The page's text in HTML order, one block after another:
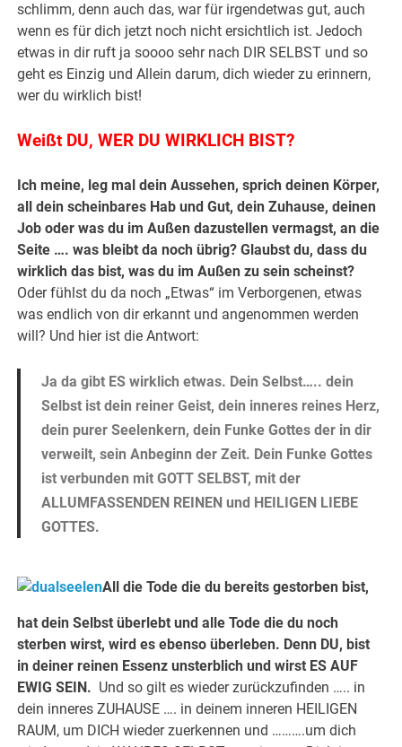
schlimm, denn auch das, war für irgendetwas gut, auch
wenn es für dich jetzt noch nicht ersichtlich ist. Jedoch
etwas in dir ruft ja soooo sehr nach DIR SELBST und so
geht es Einzig und Allein darum, dich wieder zu erinnern,
wer du wirklich bist!
Weißt DU, WER DU WIRKLICH BIST?
Ich meine, leg mal dein Aussehen, sprich deinen Körper,
all dein scheinbares Hab und Gut, dein Zuhause, deinen
Job oder was du im Außen dazustellen vermagst, an die
Seite …. was bleibt da noch übrig? Glaubst du, dass du
wirklich das bist, was du im Außen zu sein scheinst?
Oder fühlst du da noch „Etwas“ im Verborgenen, etwas
was endlich von dir erkannt und angenommen werden
will? Und hier ist die Antwort:
Ja da gibt ES wirklich etwas. Dein Selbst….. dein
Selbst ist dein reiner Geist, dein inneres reines Herz,
dein purer Seelenkern, dein Funke Gottes der in dir
verweilt, sein Anbeginn der Zeit. Dein Funke Gottes
ist verbunden mit GOTT SELBST, mit der
ALLUMFASSENDEN REINEN und HEILIGEN LIEBE
GOTTES.
All die Tode die du bereits gestorben bist,
hat dein Selbst überlebt und alle Tode die du noch
sterben wirst, wird es ebenso überleben. Denn DU, bist
in deiner reinen Essenz unsterblich und wirst ES AUF
EWIG SEIN. Und so gilt es wieder zurückzufinden ….. in
dein inneres ZUHAUSE …. in deinem inneren HEILIGEN
RAUM, um DICH wieder zuerkennen und ……….um dich